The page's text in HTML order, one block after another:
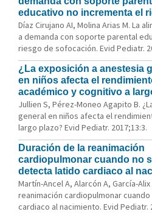
educativo no incrementa el
Díaz Cirujano AI, Molina Arias M. La
a demanda con soporte parental
riesgo de sofocación. Evid Pediatr.
¿La exposición a anestesia
en niños afecta el
académico y cognitivo a
Jullien S, Pérez-Moneo Agapito B.
general en niños afecta el
largo plazo? Evid Pediatr. 2017;13:3.
Duración de la reanimación
cardiopulmonar cuando no
detecta latido cardiaco al
Martín-Ancel A, Alarcón A, García-
reanimación cardiopulmonar
cardiaco al nacimiento. Evid Pediatr.